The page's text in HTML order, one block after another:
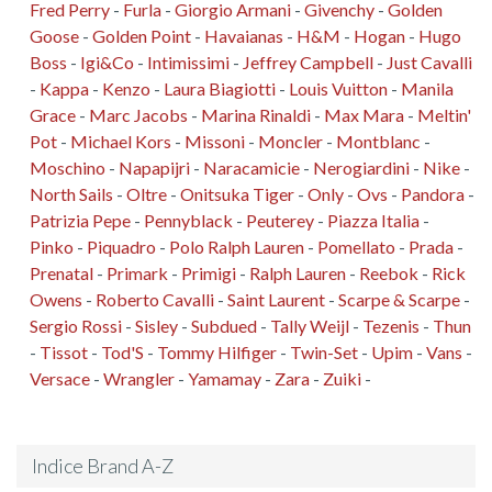
Fred Perry - Furla - Giorgio Armani - Givenchy - Golden
Goose - Golden Point - Havaianas - H&M - Hogan - Hugo
Boss - Igi&Co - Intimissimi - Jeffrey Campbell - Just Cavalli
- Kappa - Kenzo - Laura Biagiotti - Louis Vuitton - Manila
Grace - Marc Jacobs - Marina Rinaldi - Max Mara - Meltin'
Pot - Michael Kors - Missoni - Moncler - Montblanc -
Moschino - Napapijri - Naracamicie - Nerogiardini - Nike -
North Sails - Oltre - Onitsuka Tiger - Only - Ovs - Pandora -
Patrizia Pepe - Pennyblack - Peuterey - Piazza Italia -
Pinko - Piquadro - Polo Ralph Lauren - Pomellato - Prada -
Prenatal - Primark - Primigi - Ralph Lauren - Reebok - Rick
Owens - Roberto Cavalli - Saint Laurent - Scarpe & Scarpe -
Sergio Rossi - Sisley - Subdued - Tally Weijl - Tezenis - Thun
- Tissot - Tod'S - Tommy Hilfiger - Twin-Set - Upim - Vans -
Versace - Wrangler - Yamamay - Zara - Zuiki -
Indice Brand A-Z